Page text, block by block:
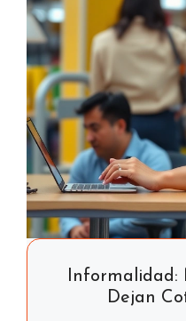
Informalidad:
Dejan